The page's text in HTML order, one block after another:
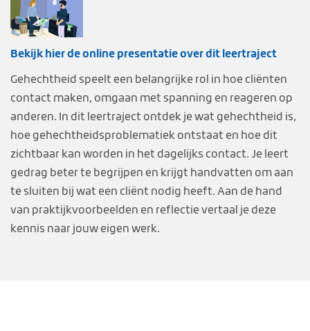
Bekijk hier de online presentatie over dit leertraject
Gehechtheid speelt een belangrijke rol in hoe cliënten
contact maken, omgaan met spanning en reageren op
anderen. In dit leertraject ontdek je wat gehechtheid is,
hoe gehechtheidsproblematiek ontstaat en hoe dit
zichtbaar kan worden in het dagelijks contact. Je leert
gedrag beter te begrijpen en krijgt handvatten om aan
te sluiten bij wat een cliënt nodig heeft. Aan de hand
van praktijkvoorbeelden en reflectie vertaal je deze
kennis naar jouw eigen werk.